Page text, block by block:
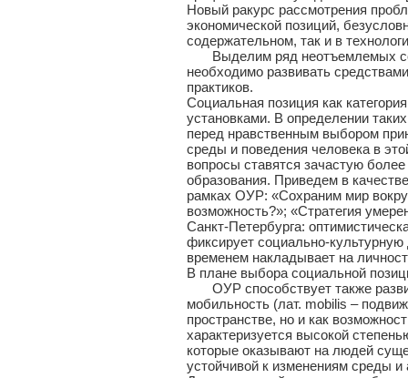
Новый ракурс рассмотрения
экономической позиций,
содержательном, так и в
Выделим ряд неотъемлемых
необходимо развивать
практиков.
Социальная позиция как
установками. В определении
перед нравственным выбором
среды и поведения человека в
вопросы ставятся зачастую
образования. Приведем в
рамках ОУР: «Сохраним мир
возможность?»; «Стратегия
Санкт-Петербурга:
фиксирует социально-
временем накладывает на
В плане выбора социальной
ОУР способствует также
мобильность (лат. mobilis –
пространстве, но и как
характеризуется высокой
которые оказывают на людей
устойчивой к изменениям среды и